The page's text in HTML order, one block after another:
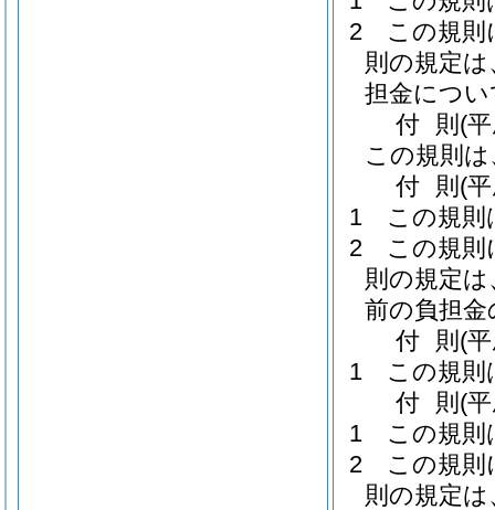
2
この規則
則の規定
担金につ
付 則 (
この規則
付 則 (
1
この規則
2
この規則
則の規定
前の負担
付 則 (
1
この規則
付 則 (
1
この規則
2
この規則
則の規定